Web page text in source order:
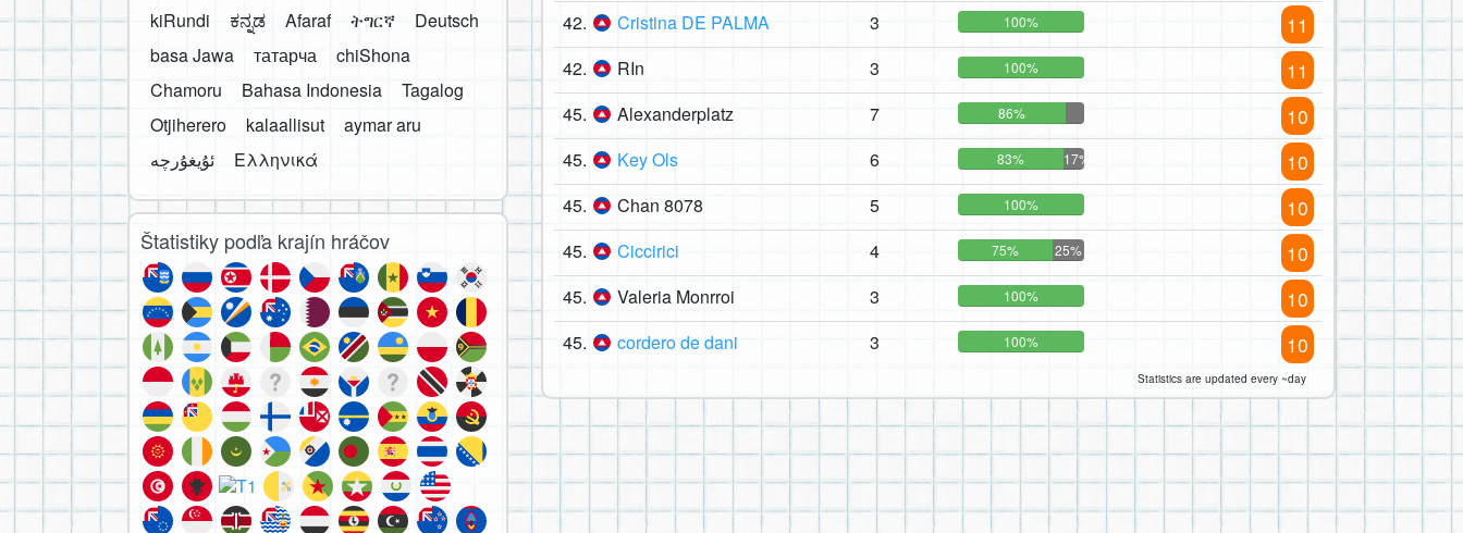
42. Cristina DE PALMA 3 100% 11
42. RIn 3 100% 11
45. Alexanderplatz 7 86% 10
45. Key Ols 6 83% 17% 10
45. Chan 8078 5 100% 10
45. Ciccirici 4 75% 25% 10
45. Valeria Monrroi 3 100% 10
45. cordero de dani 3 100% 10
Statistics are updated every ~day
kiRundi
ಕನ್ನಡ Afaraf ትግርኛ
Deutsch
basa Jawa
татарча
chiShona
Chamoru
Bahasa Indonesia
Tagalog
Otjiherero
kalaallisut
aymar aru
Ελληνικά
Štatistiky podľa krajín hráčov